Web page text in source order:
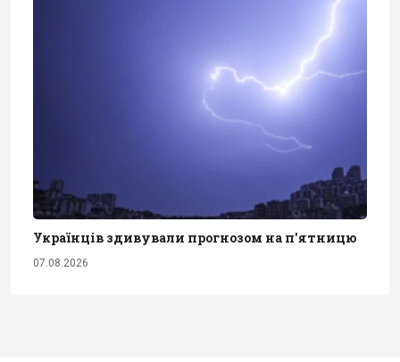
Українців здивували прогнозом на п'ятницю
07.08.2026